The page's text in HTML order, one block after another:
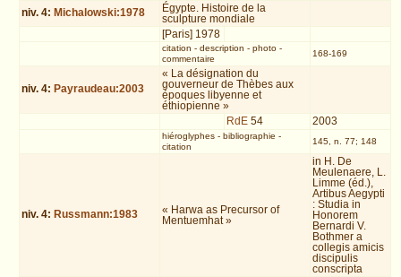
niv. 4: Michalowski:1978
Égypte. Histoire de la
sculpture mondiale
[Paris] 1978
citation - description - photo-
commentaire
168-169
niv. 4: Payraudeau:2003
« La désignation du
gouverneur de Thèbes aux
époques libyenne et
éthiopienne »
RdE 54 2003
hiéroglyphes- bibliographie -
citation
145, n. 77; 148
niv. 4: Russmann:1983
« Harwa as Precursor of
Mentuemhat »
in H. De
Meulenaere, L.
Limme (éd.),
Artibus Aegypti
: Studia in
Honorem
Bernardi V.
Bothmer a
collegis amicis
discipulis
conscripta